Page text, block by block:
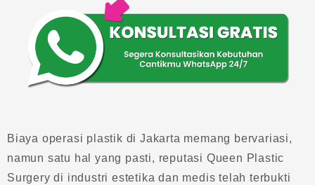
Biaya operasi plastik di Jakarta memang bervariasi,
namun satu hal yang pasti, reputasi Queen Plastic
Surgery di industri estetika dan medis telah terbukti